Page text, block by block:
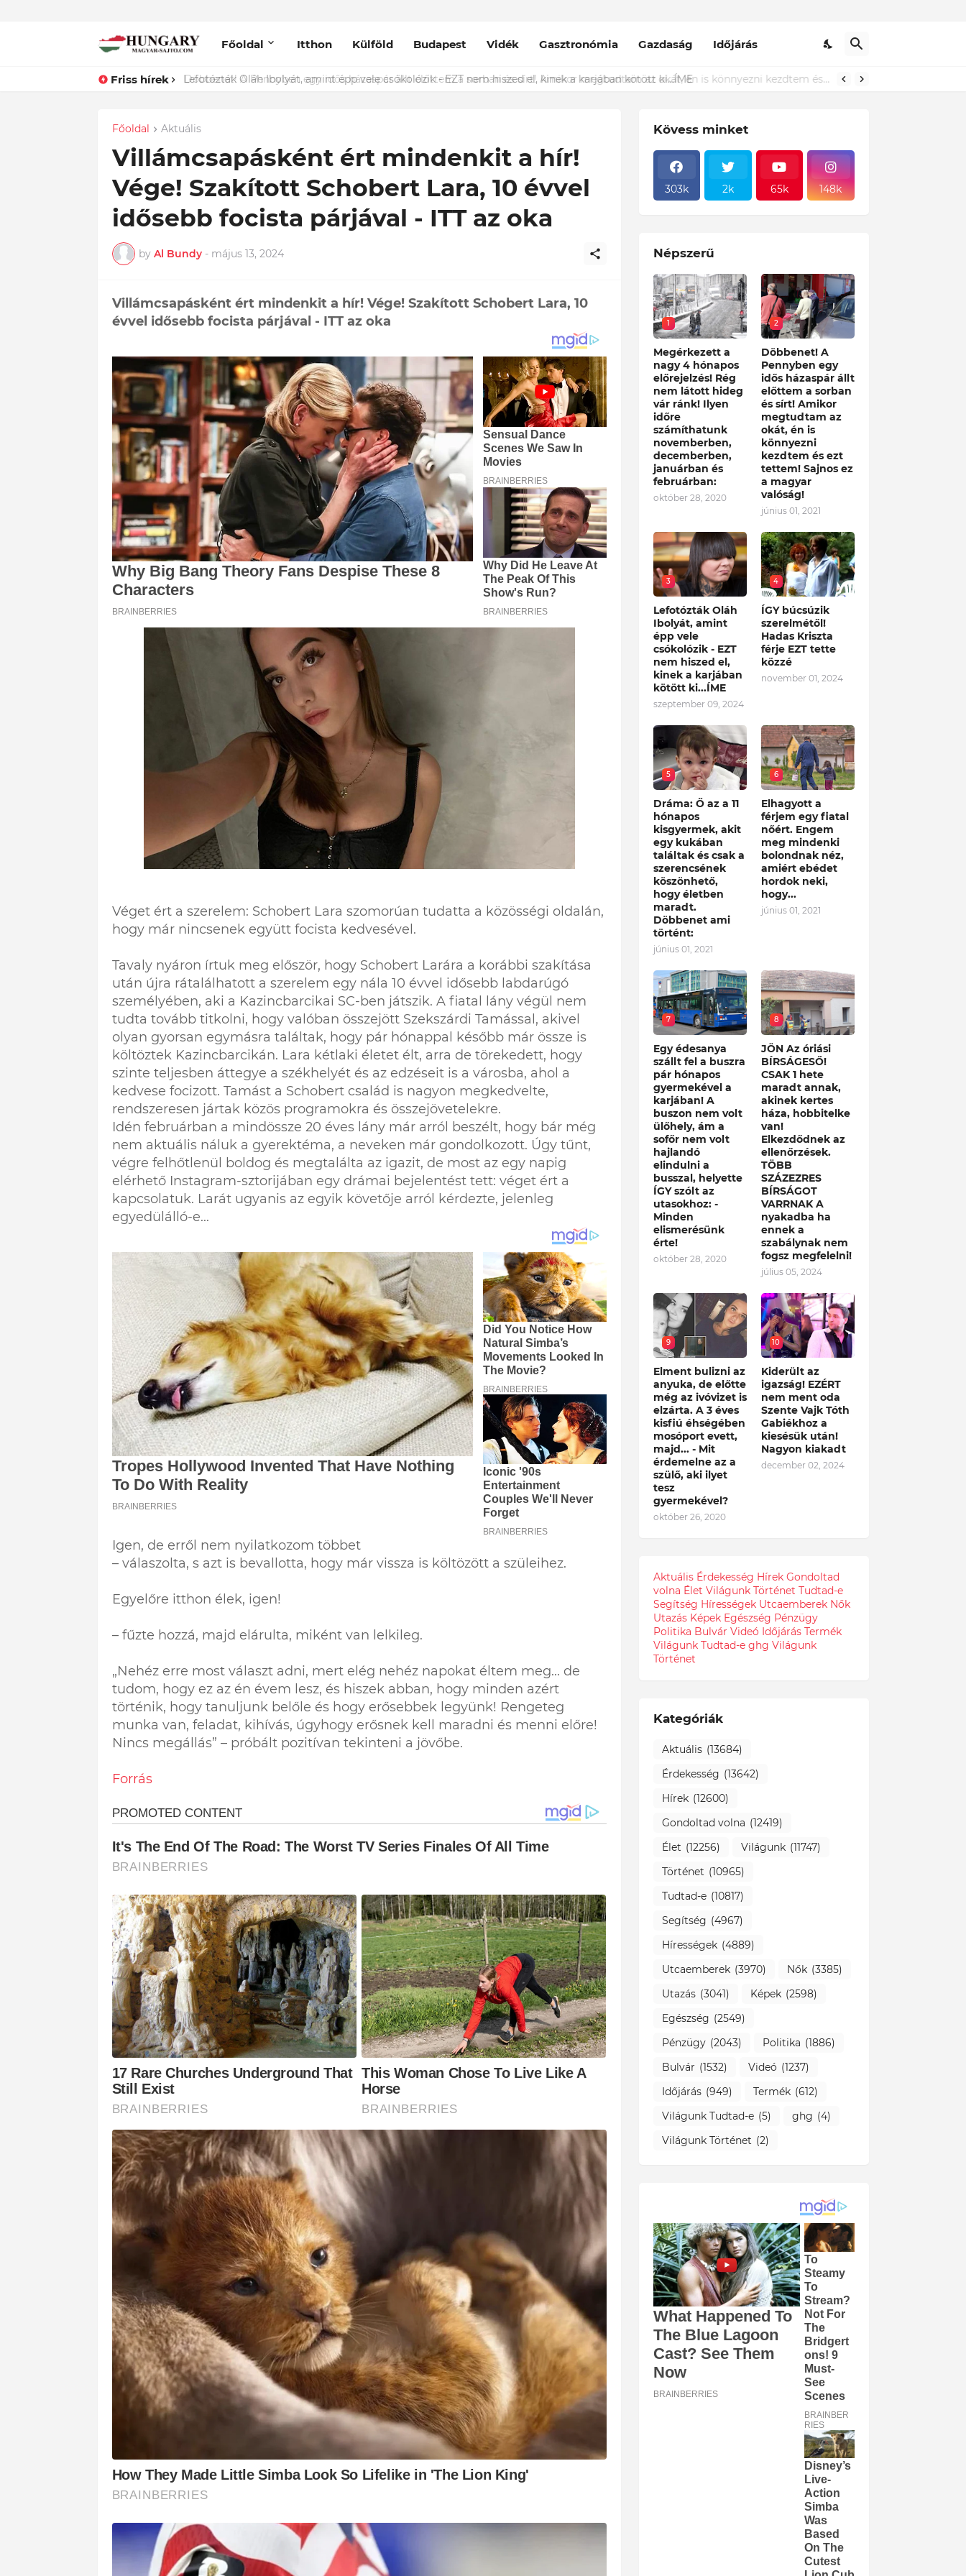
Főoldal Itthon Külföld Budapest Vidék Gasztronómia Gazdaság Időjárás
Friss hírek Lefotózták Oláh Ibolyát, amint épp vele csókolózik - EZT nem hiszed el, kinek a karjában kötött ki...ÍME
Főoldal Aktuális
Villámcsapásként ért mindenkit a hír!
Vége! Szakított Schobert Lara, 10 évvel
idősebb focista párjával - ITT az oka
by Al Bundy - május 13, 2024
Villámcsapásként ért mindenkit a hír! Vége! Szakított Schobert Lara, 10
évvel idősebb focista párjával - ITT az oka
Véget ért a szerelem: Schobert Lara szomorúan tudatta a közösségi oldalán,
hogy már nincsenek együtt focista kedvesével.
Tavaly nyáron írtuk meg először, hogy Schobert Larára a korábbi szakítása
után újra rátalálhatott a szerelem egy nála 10 évvel idősebb labdarúgó
személyében, aki a Kazincbarcikai SC-ben játszik. A fiatal lány végül nem
tudta tovább titkolni, hogy valóban összejött Szekszárdi Tamással, akivel
olyan gyorsan egymásra találtak, hogy pár hónappal később már össze is
költöztek Kazincbarcikán. Lara kétlaki életet élt, arra de törekedett, hogy
szinte teljesben áttegye a székhelyét és az edzéseit is a városba, ahol a
kedvese focizott. Tamást a Schobert család is nagyon megkedvelte,
rendszeresen jártak közös programokra és összejövetelekre.
Idén februárban a mindössze 20 éves lány már arról beszélt, hogy bár még
nem aktuális náluk a gyerektéma, a neveken már gondolkozott. Úgy tűnt,
végre felhőtlenül boldog és megtalálta az igazit, de most az egy napig
elérhető Instagram-sztorijában egy drámai bejelentést tett: véget ért a
kapcsolatuk. Larát ugyanis az egyik követője arról kérdezte, jelenleg
egyedülálló-e...
Igen, de erről nem nyilatkozom többet
– válaszolta, s azt is bevallotta, hogy már vissza is költözött a szüleihez.
Egyelőre itthon élek, igen!
– fűzte hozzá, majd elárulta, miként van lelkileg.
„Nehéz erre most választ adni, mert elég nehéz napokat éltem meg... de
tudom, hogy ez az én évem lesz, és hiszek abban, hogy minden azért
történik, hogy tanuljunk belőle és hogy erősebbek legyünk! Rengeteg
munka van, feladat, kihívás, úgyhogy erősnek kell maradni és menni előre!
Nincs megállás” – próbált pozitívan tekinteni a jövőbe.
Forrás
Kövess minket
303k 2k 65k 148k
Népszerű
1
Megérkezett a
nagy 4 hónapos
előrejelzés! Rég
nem látott hideg
vár ránk! Ilyen
időre
számíthatunk
novemberben,
decemberben,
januárban és
februárban:
október 28, 2020
2
Döbbenet! A
Pennyben egy
idős házaspár állt
előttem a sorban
és sírt! Amikor
megtudtam az
okát, én is
könnyezni
kezdtem és ezt
tettem! Sajnos ez
a magyar
valóság!
június 01, 2021
3
Lefotózták Oláh
Ibolyát, amint
épp vele
csókolózik - EZT
nem hiszed el,
kinek a karjában
kötött ki...ÍME
szeptember 09, 2024
4
ÍGY búcsúzik
szerelmétől!
Hadas Kriszta
férje EZT tette
közzé
november 01, 2024
5
Dráma: Ő az a 11
hónapos
kisgyermek, akit
egy kukában
találtak és csak a
szerencsének
köszönhető,
hogy életben
maradt.
Döbbenet ami
történt:
június 01, 2021
6
Elhagyott a
férjem egy fiatal
nőért. Engem
meg mindenki
bolondnak néz,
amiért ebédet
hordok neki,
hogy...
június 01, 2021
7
Egy édesanya
szállt fel a buszra
pár hónapos
gyermekével a
karjában! A
buszon nem volt
ülőhely, ám a
sofőr nem volt
hajlandó
elindulni a
busszal, helyette
ÍGY szólt az
utasokhoz: -
Minden
elismerésünk
érte!
október 28, 2020
8
JÖN Az óriási
BÍRSÁGESŐ!
CSAK 1 hete
maradt annak,
akinek kertes
háza, hobbitelke
van!
Elkezdődnek az
ellenőrzések.
TÖBB
SZÁZEZRES
BÍRSÁGOT
VARRNAK A
nyakadba ha
ennek a
szabálynak nem
fogsz megfelelni!
július 05, 2024
9
Elment bulizni az
anyuka, de előtte
még az ivóvizet is
elzárta. A 3 éves
kisfiú éhségében
mosóport evett,
majd... - Mit
érdemelne az a
szülő, aki ilyet
tesz
gyermekével?
október 26, 2020
10
Kiderült az
igazság! EZÉRT
nem ment oda
Szente Vajk Tóth
Gabiékhoz a
kiesésük után!
Nagyon kiakadt
december 02, 2024
Aktuális Érdekesség Hírek Gondoltad
volna Élet Világunk Történet Tudtad-e
Segítség Hírességek Utcaemberek Nők
Utazás Képek Egészség Pénzügy
Politika Bulvár Videó Időjárás Termék
Világunk Tudtad-e ghg Világunk
Történet
Kategóriák
Aktuális (13684)
Érdekesség (13642)
Hírek (12600)
Gondoltad volna (12419)
Élet (12256) Világunk (11747)
Történet (10965)
Tudtad-e (10817)
Segítség (4967)
Hírességek (4889)
Utcaemberek (3970) Nők (3385)
Utazás (3041) Képek (2598)
Egészség (2549)
Pénzügy (2043) Politika (1886)
Bulvár (1532) Videó (1237)
Időjárás (949) Termék (612)
Világunk Tudtad-e (5) ghg (4)
Világunk Történet (2)